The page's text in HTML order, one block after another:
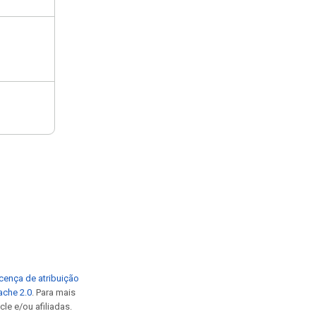
de atribuição
2.0 . Para mais
e/ou afiliadas.